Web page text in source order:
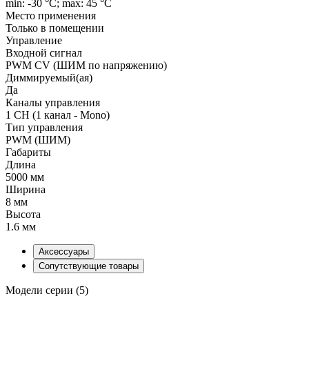
min: -30 °C; max: 45 °C
Место применения
Только в помещении
Управление
Входной сигнал
PWM СV (ШИМ по напряжению)
Диммируемый(ая)
Да
Каналы управления
1 CH (1 канал - Mono)
Тип управления
PWM (ШИМ)
Габариты
Длина
5000 мм
Ширина
8 мм
Высота
1.6 мм
Аксессуары
Сопутствующие товары
Модели серии (5)